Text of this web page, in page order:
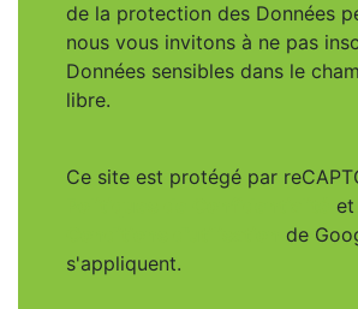
de la protection des Données
nous vous invitons à ne pas
Données sensibles dans le
libre.
Ce site est protégé par
de
s'appliquent.